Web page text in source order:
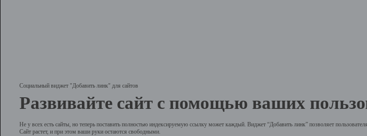
Социальный виджет "Добавить линк" для сайтов
Развивайте сайт с помощью ваших
Не у всех есть сайты, но теперь поставить полностью индексируемую ссылку может каждый. Виджет “Добавить линк” позволяет
Сайт растет, и при этом ваши руки остаются свободными.